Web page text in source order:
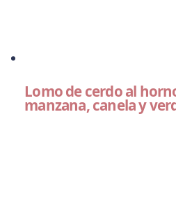
Lomo de cerdo al
manzana, canela y